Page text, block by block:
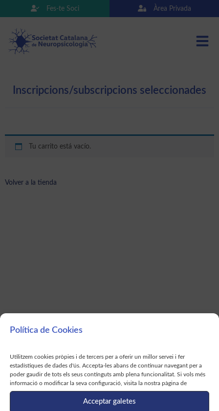
Política de Cookies
Utilitzem cookies pròpies i de tercers per a oferir un millor servei i fer
estadístiques de dades d'ús. Accepta-les abans de continuar navegant per a
poder gaudir de tots els seus continguts amb plena funcionalitat. Si vols més
informació o modificar la seva configuració, visita la nostra pàgina de
Acceptar galetes
Fes-te Soci Àrea Privada
Inscripcions/subscripcions seleccionades
Tu carrito está vacío.
Volver a la tienda